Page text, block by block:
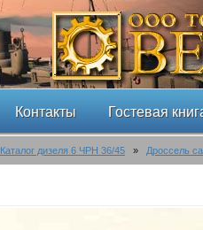
Контакты Гостевая
Каталог дизеля 6 ЧРН 36/45 » Дроссель